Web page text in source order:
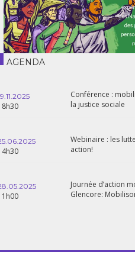
AGENDA
Conférence :
la justice sociale
Webinaire : les
action!
Journée d’action
Glencore: